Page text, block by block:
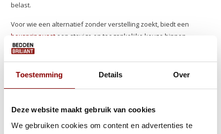
Toestemming Details Over
Deze website maakt gebruik van cookies
We gebruiken cookies om content en advertenties te
belast.
Voor wie een alternatief zonder verstelling zoekt, biedt een
boxspring vast een stevige en toegankelijke keuze binnen
hetzelfde assortiment.
Een senioren hoog laag bed is meer dan een comfortupgrade. Het
hoef je je geen zorgen te maken over knieën die protesteren of
een rug die 's ochtends stijf is. Je stapt op een hoogte in en uit die
voor jouw lichaam prettig aanvoelt, zonder hulp van anderen.